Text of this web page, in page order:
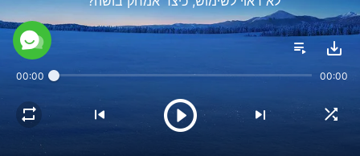
חיים זוהרים באים מחיפוש והשגת האמת.
חשף את משמעות חיי בני האדם.
00:00 00:00